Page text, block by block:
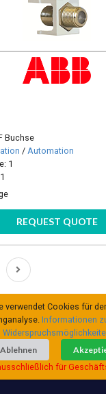
Buchse
/Automation
1
REQUEST QUOTE
verwendet Cookies für
Informationen
Ablehnen
für